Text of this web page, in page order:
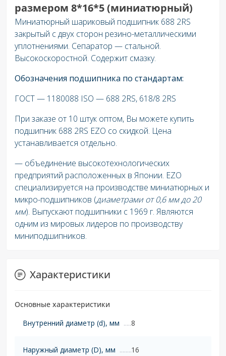
размером 8*16*5 (миниатюрный)
Миниатюрный шариковый подшипник 688 2RS
закрытый с двух сторон резино-металлическими
уплотнениями. Сепаратор — стальной.
Высокоскоростной. Содержит смазку.
Обозначения подшипника по стандартам:
ГОСТ — 1180088 ISO — 688 2RS, 618/8 2RS
При заказе от 10 штук оптом, Вы можете купить
подшипник 688 2RS EZO со скидкой. Цена
устанавливается отдельно.
— объединение высокотехнологических
предприятий расположенных в Японии. EZO
специализируется на производстве миниатюрных и
микро-подшипников (диаметрами от 0,6 мм до 20
мм). Выпускают подшипники с 1969 г. Являются
одним из мировых лидеров по производству
миниподшипников.
Характеристики
Основные характеристики
Внутренний диаметр (d), мм
8
Наружный диаметр (D), мм 16